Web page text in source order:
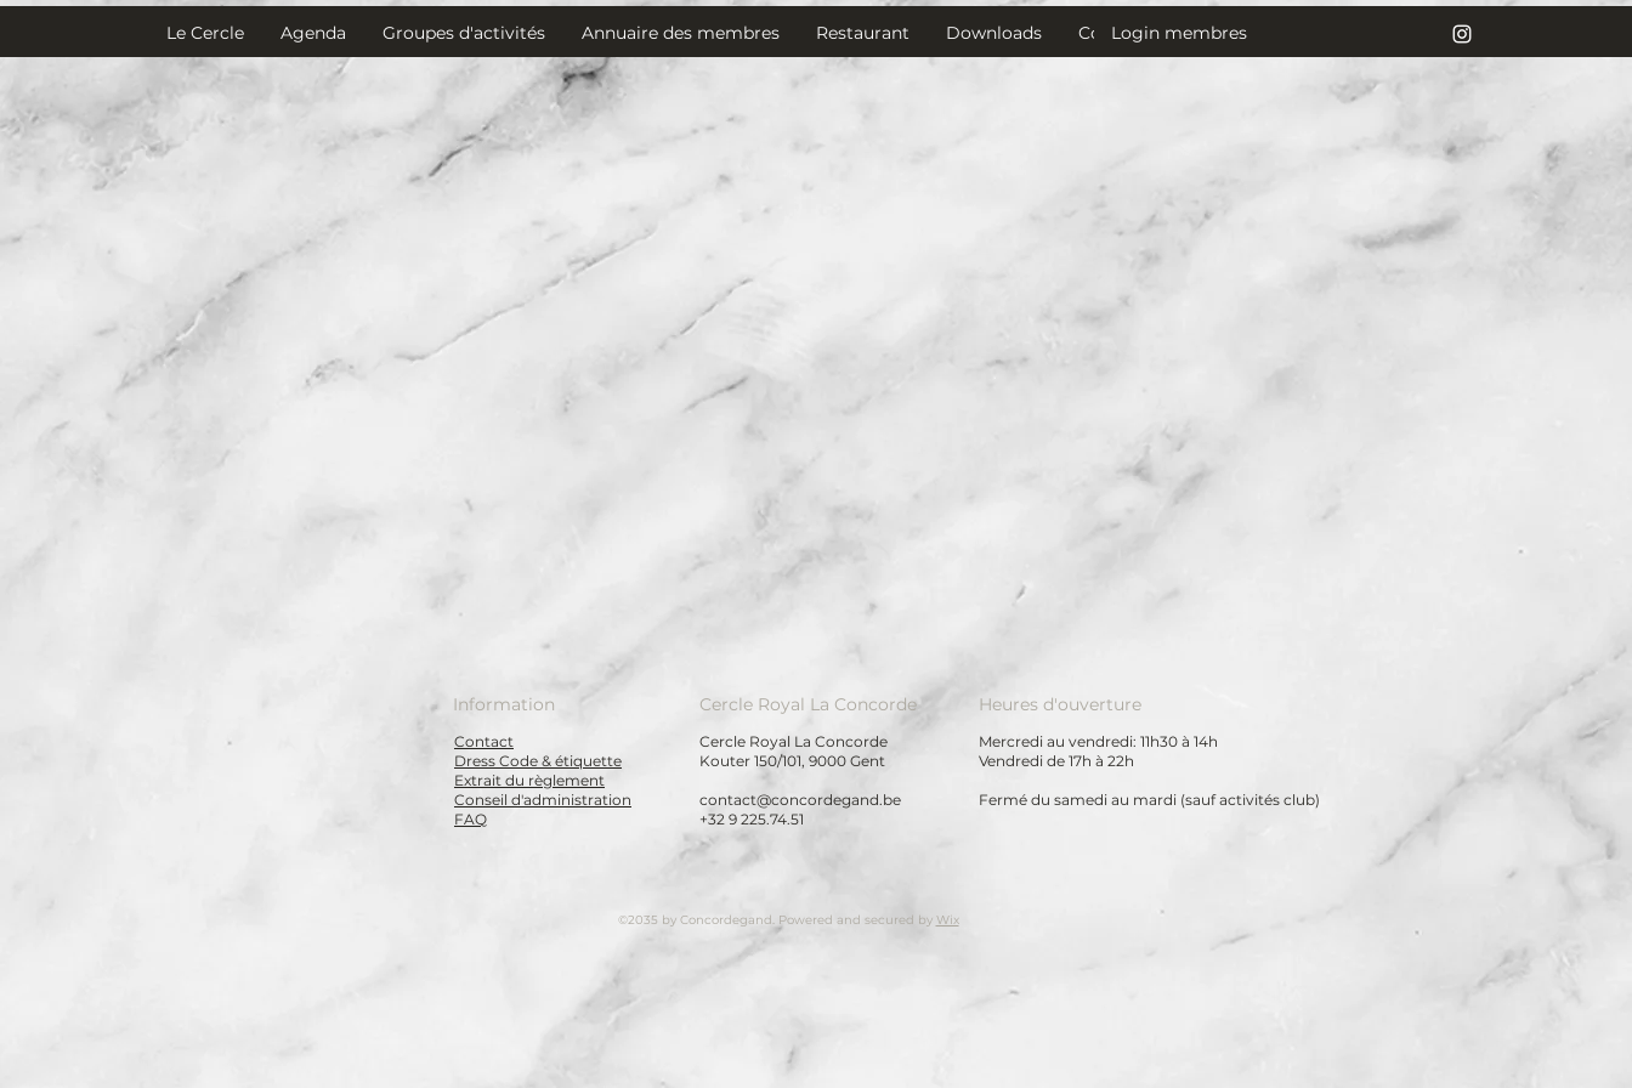
Le Cercle Agenda Groupes d'activités Annuaire des membres Restaurant Downloads ContactLogin membres
Information Heures d'ouverture
Cercle Royal La Concorde
Contact
Dress Code & étiquette
Extrait du règlement
Conseil d'administration
FAQ
Mercredi au vendredi: 11h30 à 14h
Vendredi de 17h à 22h
Fermé du samedi au mardi (sauf activités club)
Cercle Royal La Concorde
Kouter 150/101, 9000 Gent
contact@concordegand.be
+32 9 225.74.51
©2035 by Concordegand. Powered and secured by Wix